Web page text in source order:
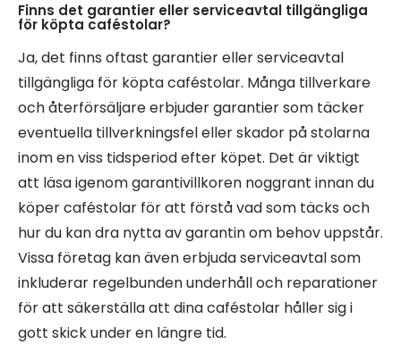
Finns det garantier eller serviceavtal tillgängliga
för köpta caféstolar?
Ja, det finns oftast garantier eller serviceavtal
tillgängliga för köpta caféstolar. Många tillverkare
och återförsäljare erbjuder garantier som täcker
eventuella tillverkningsfel eller skador på stolarna
inom en viss tidsperiod efter köpet. Det är viktigt
att läsa igenom garantivillkoren noggrant innan du
köper caféstolar för att förstå vad som täcks och
hur du kan dra nytta av garantin om behov uppstår.
Vissa företag kan även erbjuda serviceavtal som
inkluderar regelbunden underhåll och reparationer
för att säkerställa att dina caféstolar håller sig i
gott skick under en längre tid.